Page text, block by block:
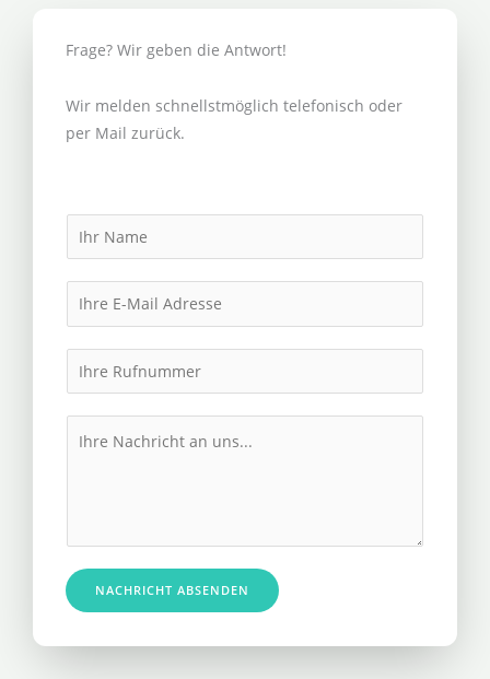
Frage? Wir geben die Antwort!
Wir melden schnellstmöglich telefonisch oder
per Mail zurück.
a
m
m
a
h
r
n
u
m
e
NACHRICHT ABSENDEN